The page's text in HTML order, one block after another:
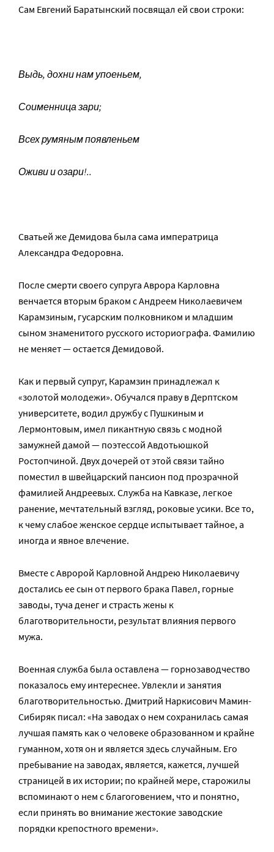
Сам Евгений Баратынский посвящал ей свои строки:
Выдь, дохни нам упоеньем,
Соименница зари;
Всех румяным появленьем
Оживи и озари!..
Сватьей же Демидова была сама императрица
Александра Федоровна.
После смерти своего супруга Аврора Карловна
венчается вторым браком с Андреем Николаевичем
Карамзиным, гусарским полковником и младшим
сыном знаменитого русского историографа. Фамилию
не меняет — остается Демидовой.
Как и первый супруг, Карамзин принадлежал к
«золотой молодежи». Обучался праву в Дерптском
университете, водил дружбу с Пушкиным и
Лермонтовым, имел пикантную связь с модной
замужней дамой — поэтессой Авдотьюшкой
Ростопчиной. Двух дочерей от этой связи тайно
поместил в швейцарский пансион под прозрачной
фамилией Андреевых. Служба на Кавказе, легкое
ранение, мечтательный взгляд, роковые усики. Все то,
к чему слабое женское сердце испытывает тайное, а
иногда и явное влечение.
Вместе с Авророй Карловной Андрею Николаевичу
достались ее сын от первого брака Павел, горные
заводы, туча денег и страсть жены к
благотворительности, результат влияния первого
мужа.
Военная служба была оставлена — горнозаводчество
показалось ему интереснее. Увлекли и занятия
благотворительностью. Дмитрий Наркисович Мамин-
Сибиряк писал: «На заводах о нем сохранилась самая
лучшая память как о человеке образованном и крайне
гуманном, хотя он и является здесь случайным. Его
пребывание на заводах, является, кажется, лучшей
страницей в их истории; по крайней мере, старожилы
вспоминают о нем с благоговением, что и понятно,
если принять во внимание жестокие заводские
порядки крепостного времени».